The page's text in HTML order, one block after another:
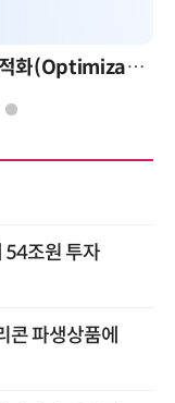
AI 시대의 의사결정을 바꾸는 수리최적화(Optimization): 실제 산업 적용 사례와 활용 전략
54조원 투자
콘 파생상품에